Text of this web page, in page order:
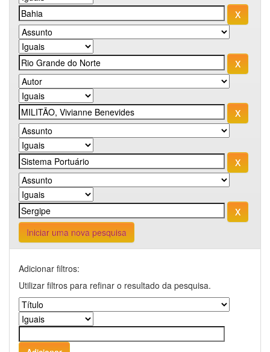
Iniciar uma nova pesquisa
Adicionar filtros:
Utilizar filtros para refinar o resultado da pesquisa.